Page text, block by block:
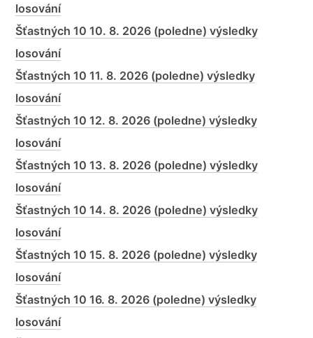
losování
Šťastných 10 10. 8. 2026 (poledne) výsledky
losování
Šťastných 10 11. 8. 2026 (poledne) výsledky
losování
Šťastných 10 12. 8. 2026 (poledne) výsledky
losování
Šťastných 10 13. 8. 2026 (poledne) výsledky
losování
Šťastných 10 14. 8. 2026 (poledne) výsledky
losování
Šťastných 10 15. 8. 2026 (poledne) výsledky
losování
Šťastných 10 16. 8. 2026 (poledne) výsledky
losování